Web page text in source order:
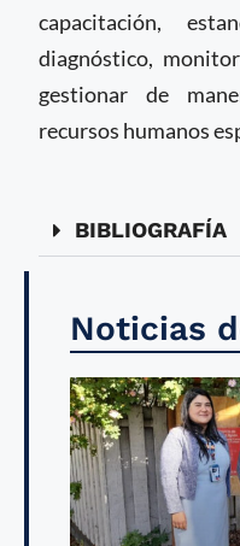
capacitación,
diagnóstico,
gestionar de
recursos humanos
BIBLIOGRAFÍA
Noticias